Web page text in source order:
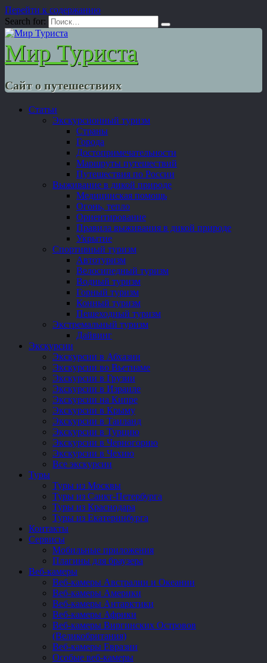
Перейти к содержанию
Search for:
Мир Туриста
Сайт о путешествиях
Статьи
Экскурсионный туризм
Страны
Города
Достопримечательности
Маршруты путешествий
Путешествия по России
Выживание в дикой природе
Медицинская помощь
Огонь, тепло
Ориентирование
Правила выживания в дикой природе
Укрытие
Спортивный туризм
Автотуризм
Велосипедный туризм
Водный туризм
Горный туризм
Конный туризм
Пешеходный туризм
Экстремальный туризм
Дайвинг
Экскурсии
Экскурсии в Абхазии
Экскурсии во Вьетнаме
Экскурсии в Грузии
Экскурсии в Израиле
Экскурсии на Кипре
Экскурсии в Крыму
Экскурсии в Таиланд
Экскурсии в Турцию
Экскурсии в Черногорию
Экскурсии в Чехию
Все экскурсии
Туры
Туры из Москвы
Туры из Санкт-Петербурга
Туры из Краснодара
Туры из Екатеринбурга
Контакты
Сервисы
Мобильные приложения
Плагины для браузера
Веб-камеры
Веб-камеры Австралии и Океании
Веб-камеры Америки
Веб-камеры Антарктики
Веб-камеры Африки
Веб-камеры Виргинских Островов
(Великобритания)
Веб-камеры Евразии
Особые веб-камеры